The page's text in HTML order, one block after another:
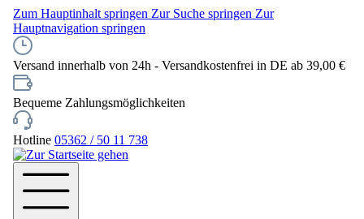
Zum Hauptinhalt springen Zur Suche springen Zur
Hauptnavigation springen
Versand innerhalb von 24h - Versandkostenfrei in DE ab 39,00 €
Bequeme Zahlungsmöglichkeiten
Hotline 05362 / 50 11 738